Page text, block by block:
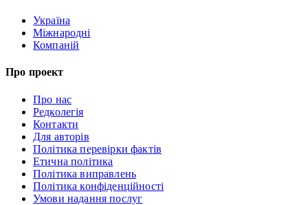
Україна
Міжнародні
Компаній
Про проект
Про нас
Редколегія
Контакти
Для авторів
Політика перевірки фактів
Етична політика
Політика виправлень
Політика конфіденційності
Умови надання послуг